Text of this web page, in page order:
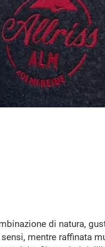
di natura,
mentre raffinata